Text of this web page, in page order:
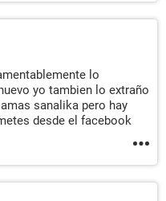
lo
yo tambien lo extraño
sanalika pero hay
desde el facebook